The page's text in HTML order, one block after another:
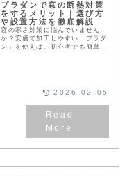
プラダンで窓の断熱対策
をするメリット｜選び方
や設置方法を徹底解説
窓の寒さ対策に悩んでいません
か？安価で加工しやすい「プラダ
ン」を使えば、初心者でも簡単に
徹底解説。賢く節電しましょう。
2026.02.05